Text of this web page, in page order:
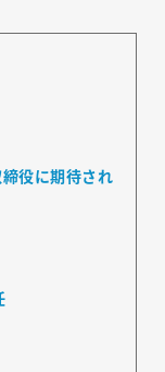
役に期待され